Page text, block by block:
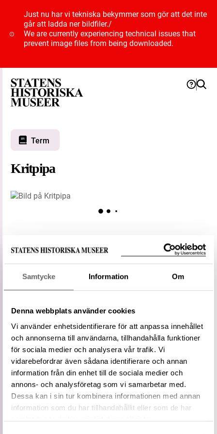
Samtycke Information Om
Denna webbplats använder cookies
Vi använder enhetsidentifierare för att anpassa innehållet
och annonserna till användarna, tillhandahålla funktioner
för sociala medier och analysera vår trafik. Vi
vidarebefordrar även sådana identifierare och annan
information från din enhet till de sociala medier och
annons- och analysföretag som vi samarbetar med.
Dessa kan i sin tur kombinera informationen med annan
information som du har tillhandahållit eller som de har
Just nu har vi tekniska bekymmer som gör att det inte
går att ladda ner bildfiler./
We are currently experiencing technical issues that
prevent image files from being downloaded.
Term
Kritpipa
Typ
Föremålsbenämning
Media: Borstam, Christina. SHM, (CC BY
även kommersiella, så länge du anger
LADDA NER MEDIA
Information om bilden